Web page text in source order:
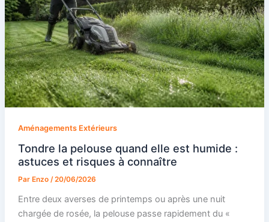
Aménagements Extérieurs
Tondre la pelouse quand elle est humide :
astuces et risques à connaître
Par Enzo /20/06/2026
Entre deux averses de printemps ou après une nuit
chargée de rosée, la pelouse passe rapidement du «